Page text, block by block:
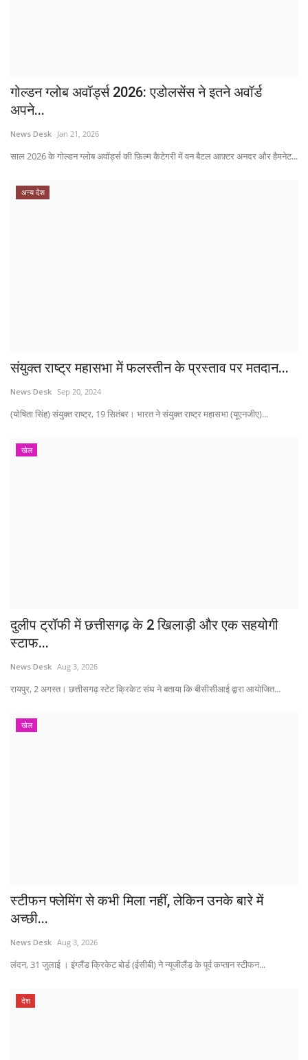
गोल्डन ग्लोब अवॉर्ड्स 2026: एडोलसेंस ने इतने अवॉर्ड
अपने...
News Desk Jan 21, 2026
साल 2026 के गोल्डन ग्लोब अवॉर्ड्स की फ़िल्म कैटेगरी में वन बैटल आफ़्टर अनदर और हैमनेट...
अन्य देश
संयुक्त राष्ट्र महासभा में फलस्तीन के प्रस्ताव पर मतदान...
News Desk Sep 20, 2024
(योषिता सिंह) संयुक्त राष्ट्र, 19 सितंबर। भारत ने संयुक्त राष्ट्र महासभा (यूएनजीए)...
खेल
दुलीप ट्रॉफी में छत्तीसगढ़ के 2 खिलाड़ी और एक सहयोगी
स्टाफ...
News Desk Aug 3, 2026
रायपुर, 2 अगस्त। छत्तीसगढ़ स्टेट क्रिकेट संघ ने बताया कि बीसीसीआई द्वारा आयोजित...
खेल
स्टीफन फ्लेमिंग से कभी मिला नहीं, लेकिन उनके बारे में
अच्छी...
News Desk Aug 3, 2026
लंदन, 31 जुलाई । इंग्लैंड क्रिकेट बोर्ड (ईसीबी) ने न्यूजीलैंड के पूर्व कप्तान स्टीफन...
देश